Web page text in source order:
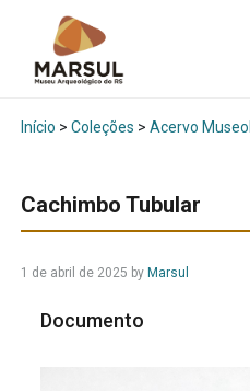
Início > Coleções > Acervo
Cachimbo Tubular
1 de abril de 2025 by Marsul
Documento